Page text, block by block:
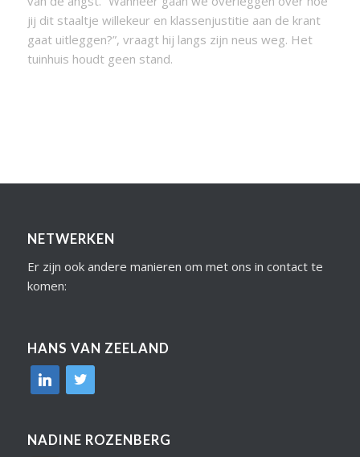
jij dit staaltje willekeur en klassenjustitie aan de krant
gaat uitleggen?”, vraagt hij langs zijn neus weg. Het
tuinhuis houdt geen stand.
NETWERKEN
Er zijn ook andere manieren om met ons in contact te
komen:
HANS VAN ZEELAND
linkedin
twitter
NADINE ROZENBERG